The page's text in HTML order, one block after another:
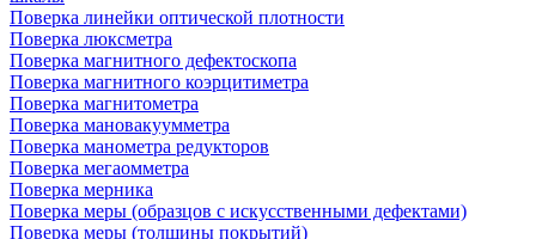
Поверка линейки оптической плотности
Поверка люксметра
Поверка магнитного дефектоскопа
Поверка магнитного коэрцитиметра
Поверка магнитометра
Поверка мановакуумметра
Поверка манометра редукторов
Поверка мегаомметра
Поверка мерника
Поверка меры (образцов с искусственными дефектами)
Поверка меры (толщины покрытий)